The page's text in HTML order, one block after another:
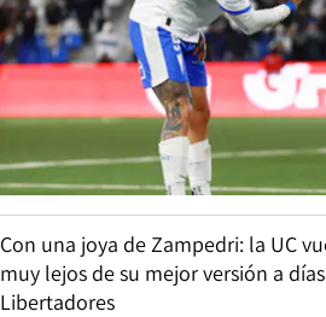
Con una joya de Zampedri: la UC
muy lejos de su mejor versión a
Libertadores